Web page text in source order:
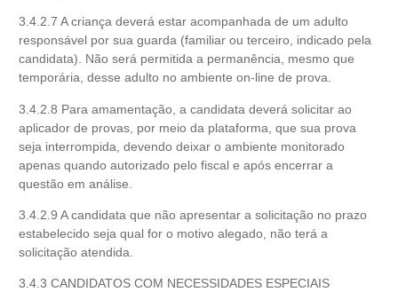
3.4.2.7 A criança deverá estar acompanhada de um adulto
responsável por sua guarda (familiar ou terceiro, indicado pela
candidata). Não será permitida a permanência, mesmo que
temporária, desse adulto no ambiente on-line de prova.
3.4.2.8 Para amamentação, a candidata deverá solicitar ao
aplicador de provas, por meio da plataforma, que sua prova
seja interrompida, devendo deixar o ambiente monitorado
apenas quando autorizado pelo fiscal e após encerrar a
questão em análise.
3.4.2.9 A candidata que não apresentar a solicitação no prazo
estabelecido seja qual for o motivo alegado, não terá a
solicitação atendida.
3.4.3 CANDIDATOS COM NECESSIDADES ESPECIAIS